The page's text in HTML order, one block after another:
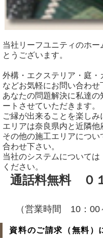
当社リーフユニティのホ
とうございます。
外構・エクステリア・庭
などお気軽にお問い合わせ
あなたの問題解決に私達
ートさせていただきます。
ご縁が出来ることを楽し
エリアは奈良県内と近隣他
その他の施工エリアにつ
合わせ下さい。
当社のシステムについて
ください。
通話料無料 ０
（営業時間 10：00
資料のご請求（無料）